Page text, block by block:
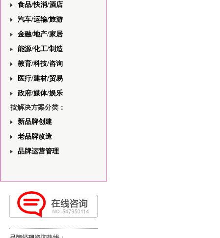
食品/快消/酒店
汽车/运输/旅游
金融/地产/家居
能源/化工/制造
教育/科技/咨询
医疗/建材/贸易
政府/媒体/娱乐
按解决方案分类：
新品牌创建
老品牌改造
品牌运营管理